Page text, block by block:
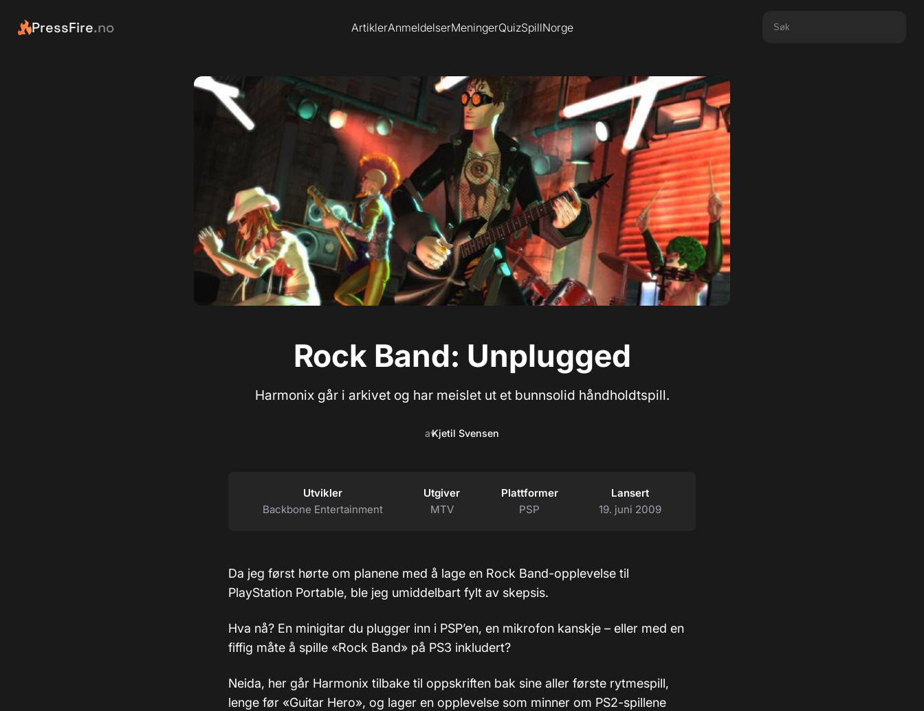
PressFire.no ArtiklerAnmeldelserMeningerQuizSpillNorge
Rock Band: Unplugged
Harmonix går i arkivet og har meislet ut et bunnsolid håndholdtspill.
avKjetil Svensen
Utvikler
Backbone Entertainment
Utgiver
MTV
Plattformer
PSP
Lansert
19. juni 2009
Da jeg først hørte om planene med å lage en Rock Band-opplevelse til
PlayStation Portable, ble jeg umiddelbart fylt av skepsis.
Hva nå? En minigitar du plugger inn i PSP’en, en mikrofon kanskje – eller med en
fiffig måte å spille «Rock Band» på PS3 inkludert?
Neida, her går Harmonix tilbake til oppskriften bak sine aller første rytmespill,
lenge før «Guitar Hero», og lager en opplevelse som minner om PS2-spillene